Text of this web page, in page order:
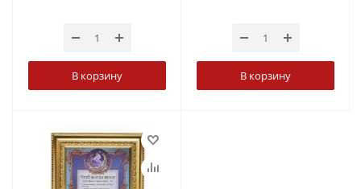
В корзину В корзину